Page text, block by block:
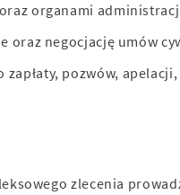
organami
oraz negocjację umów
pozwów,
zlecenia